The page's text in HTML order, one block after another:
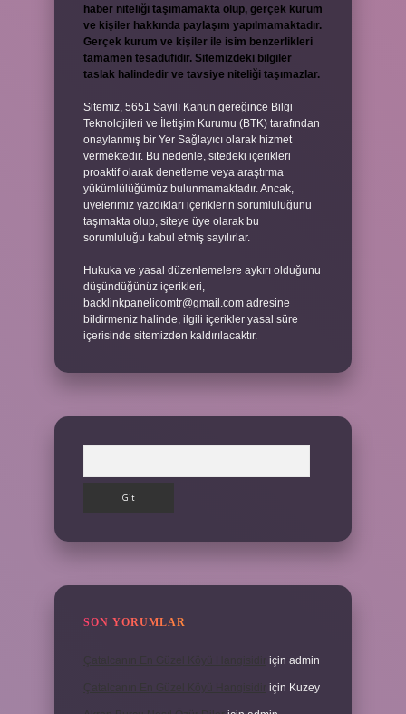
haber niteliği taşımamakta olup, gerçek kurum
ve kişiler hakkında paylaşım yapılmamaktadır.
Gerçek kurum ve kişiler ile isim benzerlikleri
tamamen tesadüfidir. Sitemizdeki bilgiler
taslak halindedir ve tavsiye niteliği taşımazlar.
Sitemiz, 5651 Sayılı Kanun gereğince Bilgi
Teknolojileri ve İletişim Kurumu (BTK) tarafından
onaylanmış bir Yer Sağlayıcı olarak hizmet
vermektedir. Bu nedenle, sitedeki içerikleri
proaktif olarak denetleme veya araştırma
yükümlülüğümüz bulunmamaktadır. Ancak,
üyelerimiz yazdıkları içeriklerin sorumluluğunu
taşımakta olup, siteye üye olarak bu
sorumluluğu kabul etmiş sayılırlar.
Hukuka ve yasal düzenlemelere aykırı olduğunu
düşündüğünüz içerikleri,
backlinkpanelicomtr@gmail.com adresine
bildirmeniz halinde, ilgili içerikler yasal süre
içerisinde sitemizden kaldırılacaktır.
SON YORUMLAR
için admin
için Kuzey